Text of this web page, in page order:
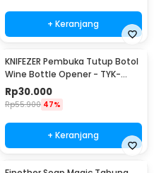
+ Keranjang
KNIFEZER Pembuka Tutup Botol
Wine Bottle Opener - TYK-
074B
Rp30.000
Rp55.900 47%
+ Keranjang